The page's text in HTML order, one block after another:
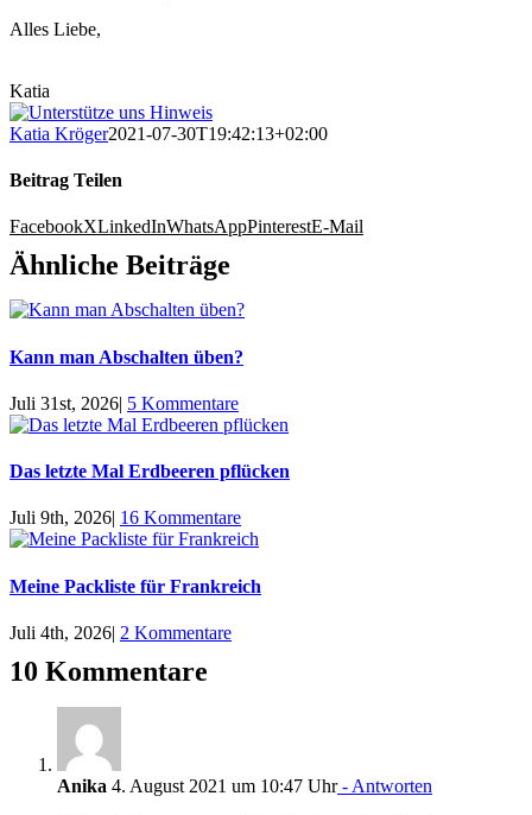
Alles Liebe,
Katia
Katia Kröger2021-07-30T19:42:13+02:00
Beitrag Teilen
FacebookXLinkedInWhatsAppPinterestE-Mail
Ähnliche Beiträge
Kann man Abschalten üben?
Juli 31st, 2026| 5 Kommentare
Das letzte Mal Erdbeeren pflücken
Juli 9th, 2026| 16 Kommentare
Meine Packliste für Frankreich
Juli 4th, 2026| 2 Kommentare
10 Kommentare
Anika 4. August 2021 um 10:47 Uhr- Antworten